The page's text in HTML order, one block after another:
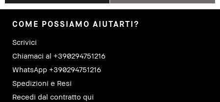
COME POSSIAMO AIUTARTI?
Scrivici
Chiamaci al +390294751216
WhatsApp +390294751216
Spedizioni e Resi
Recedi dal contratto qui